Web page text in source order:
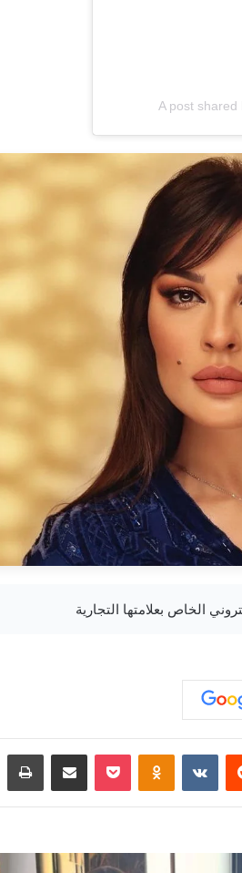
A post
‏Reddit
‏VKontakte
Odnoklassniki
‫Pocket مشاركة عبر البريد طباعة